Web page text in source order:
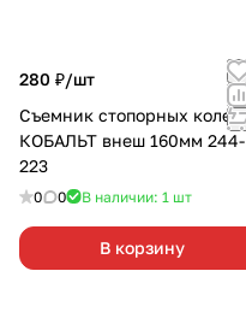
280 ₽/шт
Съемник стопорных колец
КОБАЛЬТ внеш 160мм 244-
223
0 0 В наличии: 1 шт
В корзину